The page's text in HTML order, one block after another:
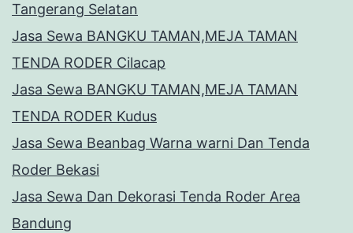
Tangerang Selatan
Jasa Sewa BANGKU TAMAN,MEJA TAMAN
TENDA RODER Cilacap
Jasa Sewa BANGKU TAMAN,MEJA TAMAN
TENDA RODER Kudus
Jasa Sewa Beanbag Warna warni Dan Tenda
Roder Bekasi
Jasa Sewa Dan Dekorasi Tenda Roder Area
Bandung